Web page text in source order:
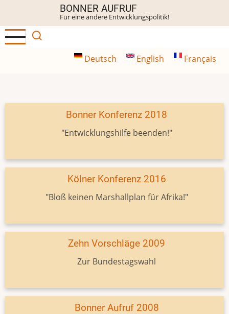
Inhalt
BONNER AUFRUF
Für eine andere Entwicklungspolitik!
Deutsch English Français
Bonner Konferenz 2018
"Entwicklungshilfe beenden!"
Kölner Konferenz 2016
"Bloß keinen Marshallplan für Afrika!"
Zehn Vorschläge 2009
Zur Bundestagswahl
Bonner Aufruf 2008